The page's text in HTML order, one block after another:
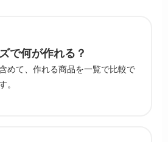
で何が作れる？
めて、作れる商品を一覧で比較で
。